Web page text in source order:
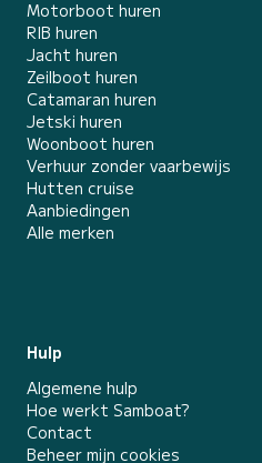
Motorboot huren
RIB huren
Jacht huren
Zeilboot huren
Catamaran huren
Jetski huren
Woonboot huren
Verhuur zonder vaarbewijs
Hutten cruise
Aanbiedingen
Alle merken
Hulp
Algemene hulp
Hoe werkt Samboat?
Contact
Beheer mijn cookies